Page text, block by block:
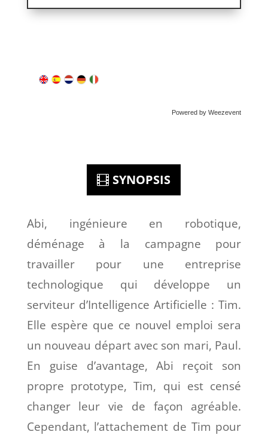
Powered by Weezevent
SYNOPSIS
Abi, ingénieure en robotique,
déménage à la campagne pour
travailler pour une entreprise
technologique qui développe un
serviteur d’Intelligence Artificielle : Tim.
Elle espère que ce nouvel emploi sera
un nouveau départ avec son mari, Paul.
En guise d’avantage, Abi reçoit son
propre prototype, Tim, qui est censé
changer leur vie de façon agréable.
Cependant, l’attachement de Tim pour